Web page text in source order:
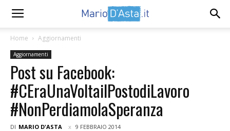
Home Aggiornamenti
Aggiornamenti
Post su Facebook:
‪#‎CEraUnaVoltailPostodiLavoro‬
‪#‎NonPerdiamolaSperanza‬
DI MARIO D'ASTA 9 FEBBRAIO 2014